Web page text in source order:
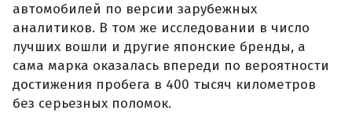
автомобилей по версии зарубежных
аналитиков. В том же исследовании в число
лучших вошли и другие японские бренды, а
сама марка оказалась впереди по вероятности
достижения пробега в 400 тысяч километров
без серьезных поломок.